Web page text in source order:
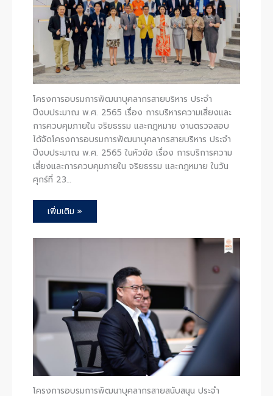
โครงการอบรมการพัฒนาบุคลากรสายบริหาร ประจำ
ปีงบประมาณ พ.ศ. 2565 เรื่อง การบริหารความเสี่ยงและ
การควบคุมภายใน จริยธรรม และกฎหมาย งานตรวจสอบ
ได้จัดโครงการอบรมการพัฒนาบุคลากรสายบริหาร ประจำ
ปีงบประมาณ พ.ศ. 2565 ในหัวข้อ เรื่อง การบริการความ
เสี่ยงและการควบคุมภายใน จริยธรรม และกฎหมาย ในวัน
ศุกร์ที่ 23…
เพิ่มเติม »
โครงการอบรมการพัฒนาบุคลากรสายสนับสนุน ประจำ